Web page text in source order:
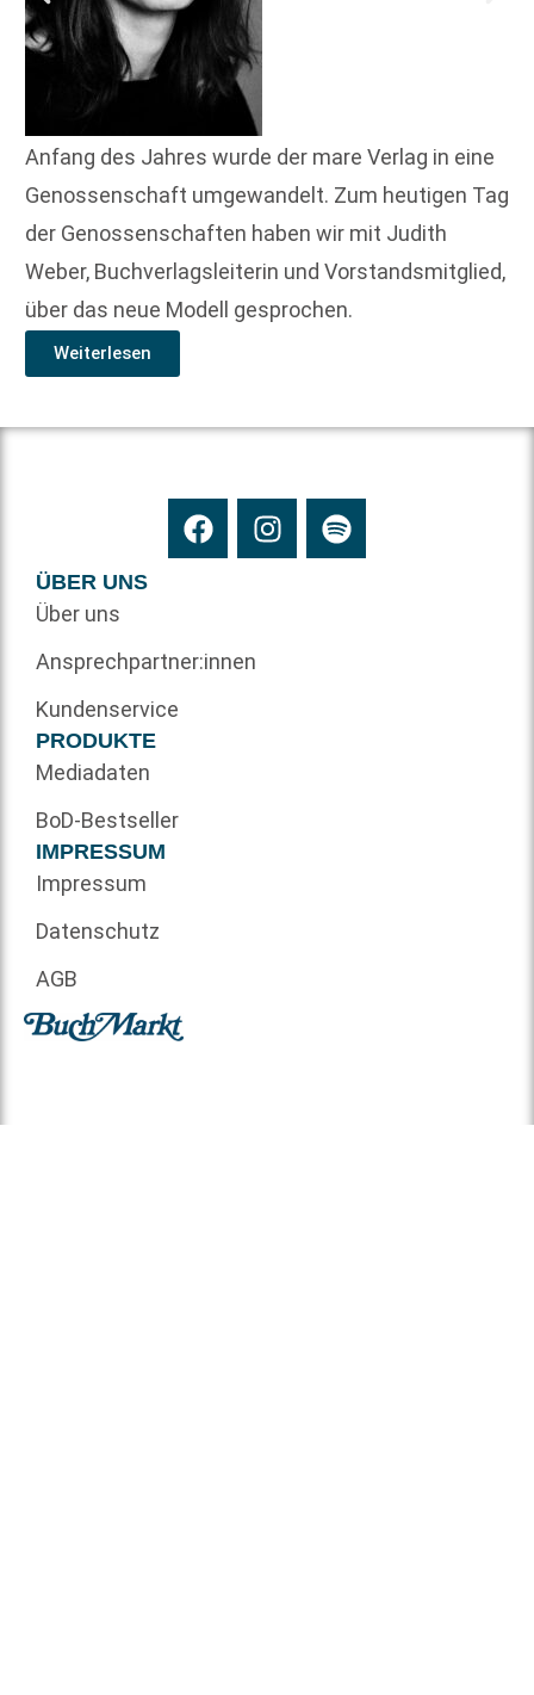
Anfang des Jahres wurde der mare Verlag in eine
Genossenschaft umgewandelt. Zum heutigen Tag
der Genossenschaften haben wir mit Judith
Weber, Buchverlagsleiterin und Vorstandsmitglied,
über das neue Modell gesprochen.
Weiterlesen
ÜBER UNS
Über uns
Ansprechpartner:innen
Kundenservice
PRODUKTE
Mediadaten
BoD-Bestseller
IMPRESSUM
Impressum
Datenschutz
AGB